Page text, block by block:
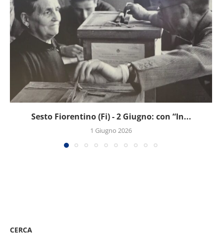
Sesto Fiorentino (Fi) - 2 Giugno: con “In...
1 Giugno 2026
CERCA